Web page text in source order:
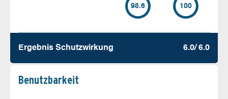
98.6 100
Ergebnis Schutz­wirkung 6.0/ 6.0
Benutz­barkeit